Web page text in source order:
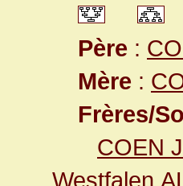
Père :
Mère :
Frères/
COEN